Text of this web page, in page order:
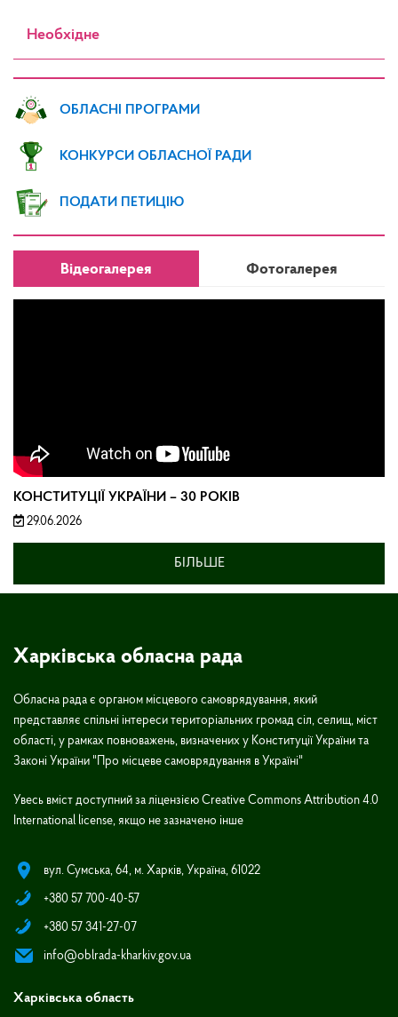
Необхідне
ОБЛАСНІ ПРОГРАМИ
КОНКУРСИ ОБЛАСНОЇ РАДИ
ПОДАТИ ПЕТИЦІЮ
Відеогалерея Фотогалерея
КОНСТИТУЦІЇ УКРАЇНИ – 30 РОКІВ
29.06.2026
БІЛЬШЕ
Харківська обласна рада
Обласна рада є органом місцевого самоврядування, який
представляє спільні інтереси територіальних громад сіл, селищ, міст
області, у рамках повноважень, визначених у Конституції України та
Законі України "Про місцеве самоврядування в Україні"
Увесь вміст доступний за ліцензією Creative Commons Attribution 4.0
International license, якщо не зазначено інше
вул. Сумська, 64, м. Харків, Україна, 61022
+380 57 700-40-57
+380 57 341-27-07
info@oblrada-kharkiv.gov.ua
Харківська область